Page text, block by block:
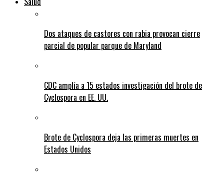
Dos ataques de castores con rabia provocan cierre
parcial de popular parque de Maryland
CDC amplía a 15 estados investigación del brote de
Cyclospora en EE. UU.
Brote de Cyclospora deja las primeras muertes en
Estados Unidos